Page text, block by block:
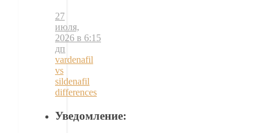
27
июля,
2026 в 6:15
дп
vardenafil
vs
sildenafil
differences
Уведомление: